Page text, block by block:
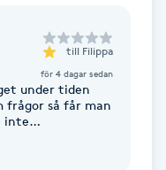
till Filippa
för 4 dagar sedan
under tiden
så får man
inte